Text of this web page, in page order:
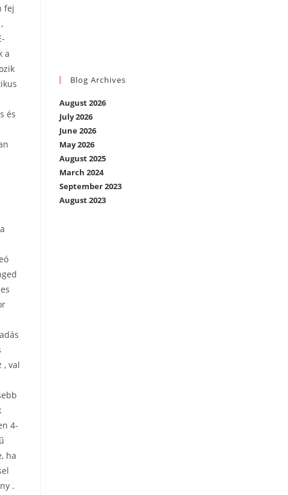
fej
a
és
, val
4-
ha
.
Blog Archives
August 2026
July 2026
June 2026
May 2026
August 2025
March 2024
September 2023
August 2023